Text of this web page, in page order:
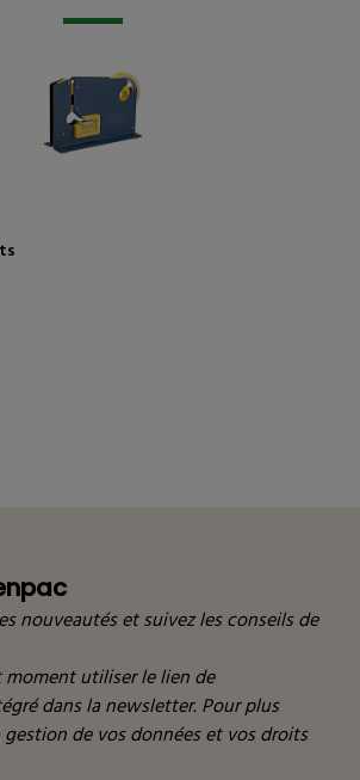
nouveautés et suivez les conseils de
utiliser le lien de
dans la newsletter. Pour plus
de vos données et vos droits